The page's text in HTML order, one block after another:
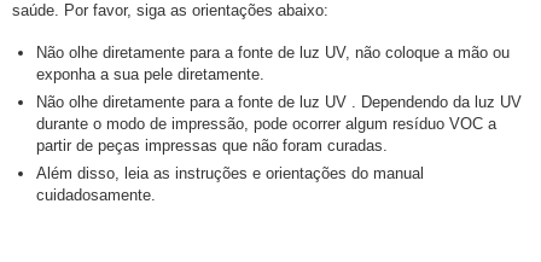
saúde. Por favor, siga as orientações abaixo:
Não olhe diretamente para a fonte de luz UV, não coloque a mão ou
exponha a sua pele diretamente.
Não olhe diretamente para a fonte de luz UV . Dependendo da luz UV
durante o modo de impressão, pode ocorrer algum resíduo VOC a
partir de peças impressas que não foram curadas.
Além disso, leia as instruções e orientações do manual
cuidadosamente.